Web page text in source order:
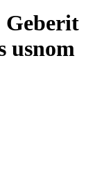
Geberit
usnom